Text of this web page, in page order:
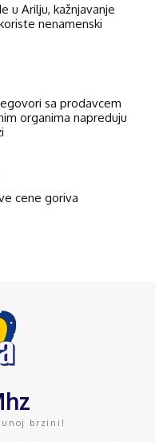
u Arilju, kažnjavanje
nenamenski
sa prodavcem
organima napreduju
cene goriva
brzini!